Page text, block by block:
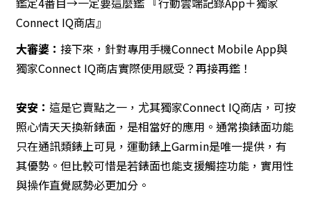
Connect IQ商店』
大審婆： 接下來，針對專用手機Connect Mobile App與
獨家Connect IQ商店實際使用感受？再接再鑑！
安安： 這是它賣點之一，尤其獨家Connect IQ商店，可按
照心情天天換新錶面，是相當好的應用。通常換錶面功能
只在通訊類錶上可見，運動錶上Garmin是唯一提供，有
其優勢。但比較可惜是若錶面也能支援觸控功能，實用性
與操作直覺感勢必更加分。